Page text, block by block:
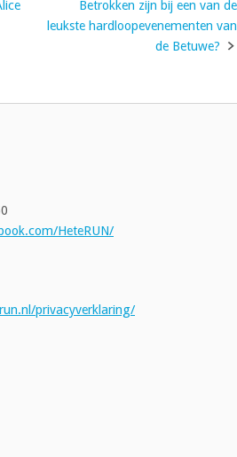
Betrokken zijn bij een van de
leukste hardloopevenementen van
de Betuwe?
HeteRUN/
privacyverklaring/